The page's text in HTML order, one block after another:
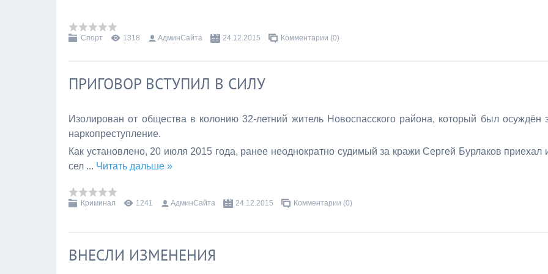
Спорт 1318 АдминСайта 24.12.2015 Комментарии (0)
ПРИГОВОР ВСТУПИЛ В СИЛУ
Изолирован от общества в колонию 32-летний житель Новоспасского района, который был осуждён
наркопреступление.
Как установлено, 20 июля 2015 года, ранее неоднократно судимый за кражи Сергей Бурлаков приехал
сел ... Читать дальше »
Криминал 1241 АдминСайта 24.12.2015 Комментарии (0)
ВНЕСЛИ ИЗМЕНЕНИЯ